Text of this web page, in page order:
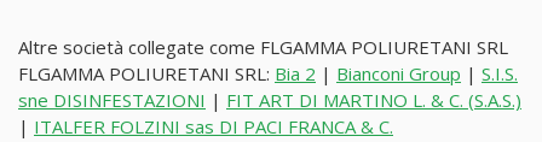
Altre società collegate come FLGAMMA POLIURETANI SRL
FLGAMMA POLIURETANI SRL: Bia 2 | Bianconi Group | S.I.S.
sne DISINFESTAZIONI | FIT ART DI MARTINO L. & C. (S.A.S.)
| ITALFER FOLZINI sas DI PACI FRANCA & C.